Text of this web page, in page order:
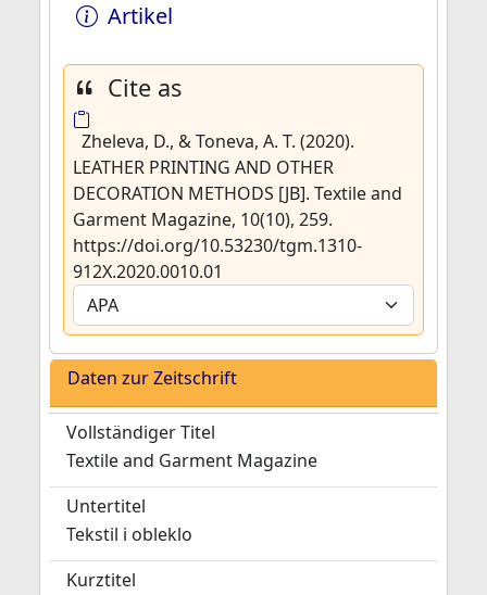
Artikel
Cite as
Zheleva, D., & Toneva, A. T. (2020).
LEATHER PRINTING AND OTHER
DECORATION METHODS [JB]. Textile and
Garment Magazine, 10(10), 259.
https://doi.org/10.53230/tgm.1310-
912X.2020.0010.01
Daten zur Zeitschrift
Vollständiger Titel
Textile and Garment Magazine
Untertitel
Tekstil i obleklo
Kurztitel